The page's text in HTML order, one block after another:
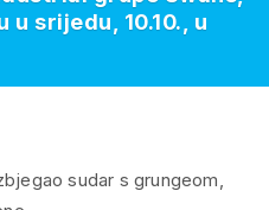
sudar s grungeom,
u srijedu, 10.10., u